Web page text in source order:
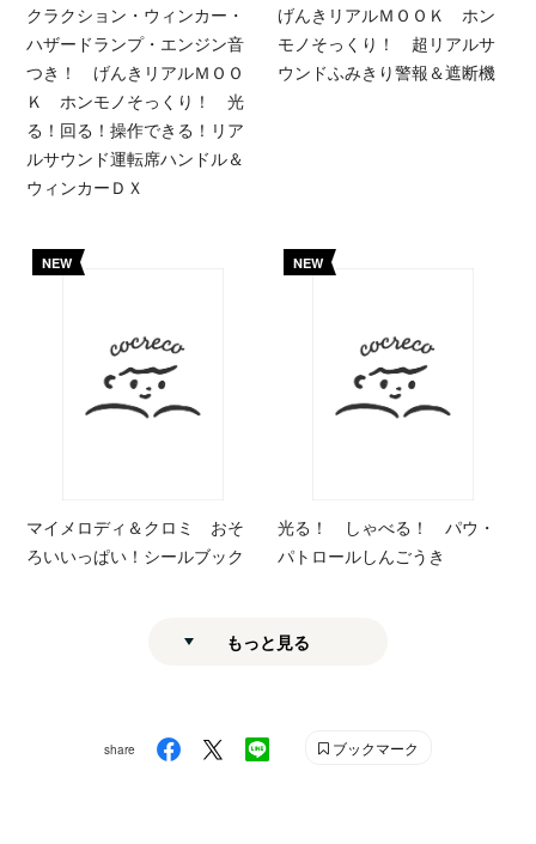
クラクション・ウィンカー・
ハザードランプ・エンジン音
つき！ げんきリアルＭＯＯ
Ｋ ホンモノそっくり！ 光
る！回る！操作できる！リア
ルサウンド運転席ハンドル＆
ウィンカーＤＸ
げんきリアルＭＯＯＫ ホン
モノそっくり！ 超リアルサ
ウンドふみきり警報＆遮断機
NEW
マイメロディ＆クロミ おそ
ろいいっぱい！シールブック
NEW
光る！ しゃべる！ パウ・
パトロールしんごうき
もっと見る
share ブックマーク